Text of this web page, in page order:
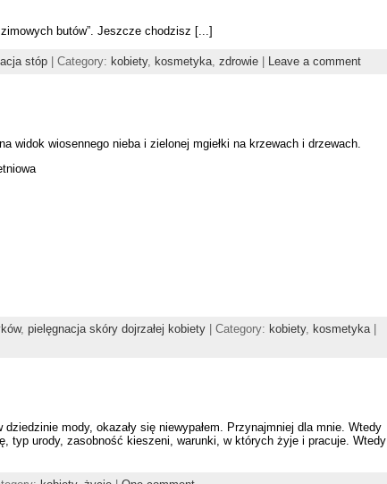
butów”. Jeszcze chodzisz [...]
stóp| Category: kobiety, kosmetyka, zdrowie| Leave a comment
wiosennego nieba i zielonej mgiełki na krzewach i drzewach.
, pielęgnacja skóry dojrzałej kobiety| Category: kobiety, kosmetyka|
mody, okazały się niewypałem. Przynajmniej dla mnie. Wtedy
typ urody, zasobność kieszeni, warunki, w których żyje i pracuje. Wtedy